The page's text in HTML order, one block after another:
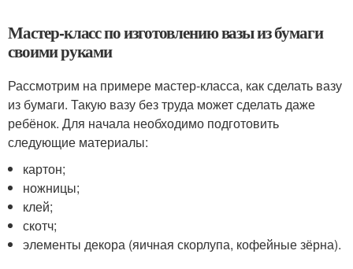
Мастер-класс по изготовлению вазы из бумаги
своими руками
Рассмотрим на примере мастер-класса, как сделать вазу
из бумаги. Такую вазу без труда может сделать даже
ребёнок. Для начала необходимо подготовить
следующие материалы:
картон;
ножницы;
клей;
скотч;
элементы декора (яичная скорлупа, кофейные зёрна).